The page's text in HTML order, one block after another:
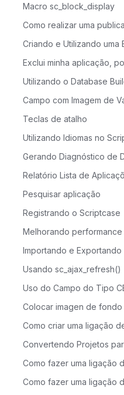
Macro sc_block_display
Utilizando o Database
Campo com Imagem de
Teclas de atalho
Utilizando Idiomas no
Pesquisar aplicação
Registrando o Scriptcase
Usando sc_ajax_refresh()
Uso do Campo do Tipo
Colocar imagen de fondo
Como criar uma ligação
Como fazer uma ligação
Como fazer uma ligação
Informe o nome do seu
Salvar“:
OBS: Deixe todas as
valores padrão.
Usando credenciais em
Após a criação da tela
selecione no menu
item “Credenciais
Clique no item “CRIAR
Selecione o item “ID do
Selecione a opção “App
nome e clique em “Criar
Imediatamente, “ ID do
do cliente serão criados.
Usando credenciais em
1 - Para utilizar suas
vá novamente no botão
selecione a opção “
2 - Selecione as opções:
Selecionar uma API:
Marque a opção:
Dados
3 - Na tela de escopos,
Adicionar ou remover